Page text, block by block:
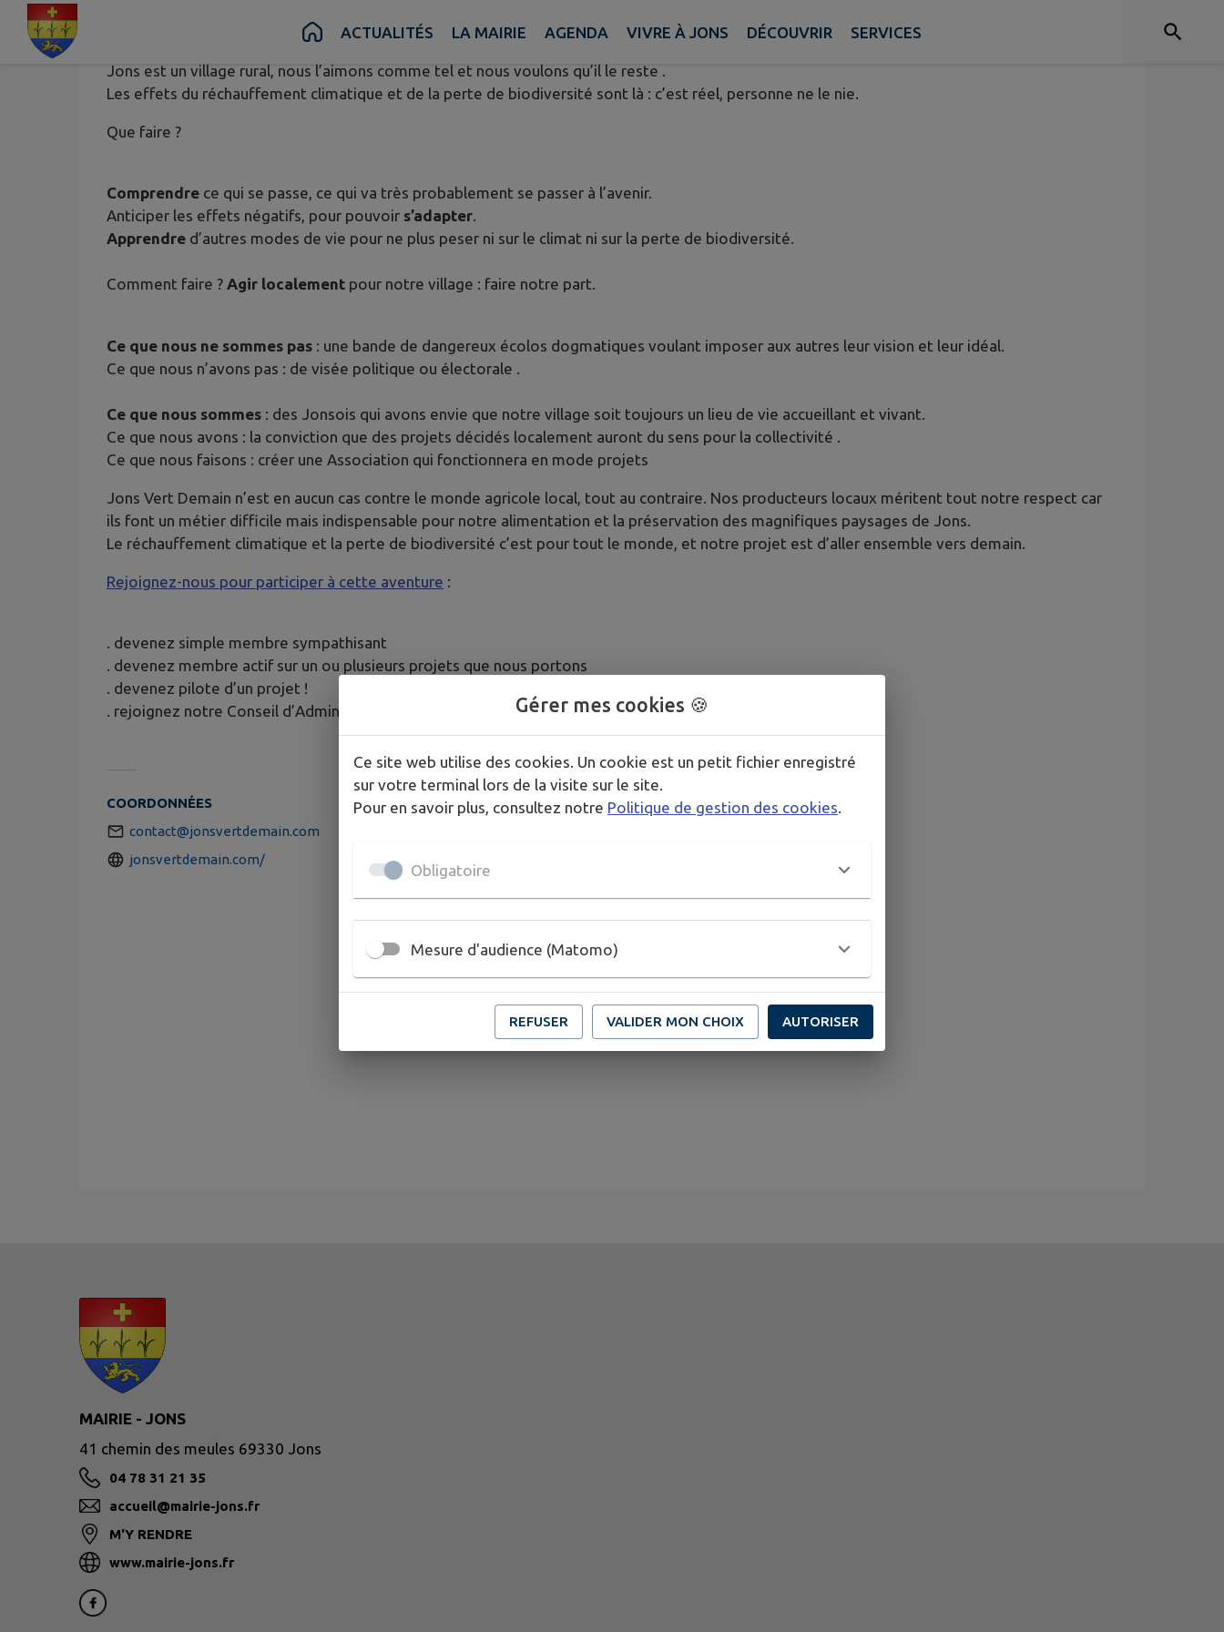
Contenu Pied de pageACTUALITÉS LA MAIRIE AGENDA VIVRE À JONS DÉCOUVRIR SERVICES
JONS VERT DEMAIN
Jons est un village rural, nous l’aimons comme tel et nous voulons qu’il le reste .
Les effets du réchauffement climatique et de la perte de biodiversité sont là : c’est réel, personne ne le nie.
Que faire ?
Comprendre ce qui se passe, ce qui va très probablement se passer à l’avenir.
Anticiper les effets négatifs, pour pouvoir s’adapter.
Apprendre d’autres modes de vie pour ne plus peser ni sur le climat ni sur la perte de biodiversité.
Comment faire ? Agir localement pour notre village : faire notre part.
Ce que nous ne sommes pas : une bande de dangereux écolos dogmatiques voulant imposer aux autres leur vision et leur idéal.
Ce que nous n’avons pas : de visée politique ou électorale .
Ce que nous sommes : des Jonsois qui avons envie que notre village soit toujours un lieu de vie accueillant et vivant.
Ce que nous avons : la conviction que des projets décidés localement auront du sens pour la collectivité .
Ce que nous faisons : créer une Association qui fonctionnera en mode projets
Jons Vert Demain n’est en aucun cas contre le monde agricole local, tout au contraire. Nos producteurs locaux méritent tout notre respect car
ils font un métier difficile mais indispensable pour notre alimentation et la préservation des magnifiques paysages de Jons.
Le réchauffement climatique et la perte de biodiversité c’est pour tout le monde, et notre projet est d’aller ensemble vers demain.
Rejoignez-nous pour participer à cette aventure :
. devenez simple membre sympathisant
. devenez membre actif sur un ou plusieurs projets que nous portons
. devenez pilote d’un projet !
. rejoignez notre Conseil d’Administration, et notre Bureau
COORDONNÉES
contact@jonsvertdemain.com
jonsvertdemain.com/
MAIRIE - JONS
41 chemin des meules 69330 Jons
04 78 31 21 35
accueil@mairie-jons.fr
M'Y RENDRE
www.mairie-jons.fr
Gérer mes cookies 🍪
Ce site web utilise des cookies. Un cookie est un petit fichier enregistré
sur votre terminal lors de la visite sur le site.
Pour en savoir plus, consultez notre Politique de gestion des cookies.
Obligatoire
Mesure d'audience (Matomo)
REFUSER VALIDER MON CHOIX AUTORISER